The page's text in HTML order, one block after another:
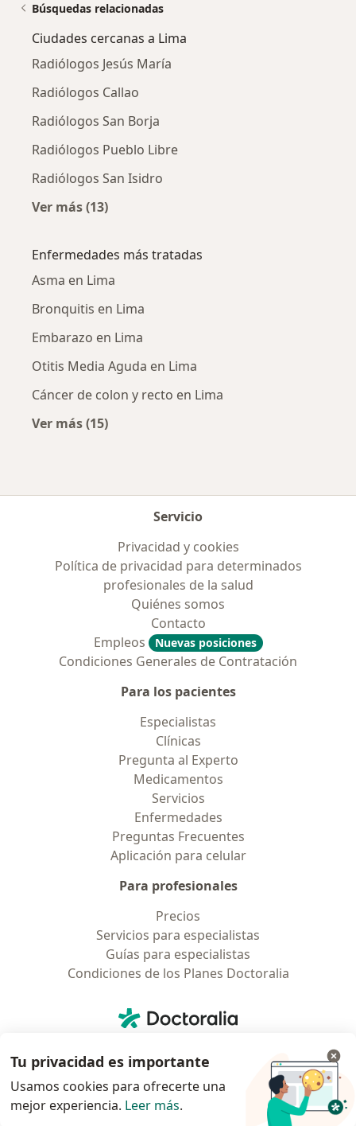
Búsquedas relacionadas
Ciudades cercanas a Lima
Radiólogos Jesús María
Radiólogos Callao
Radiólogos San Borja
Radiólogos Pueblo Libre
Radiólogos San Isidro
Ver más (13)
Enfermedades más tratadas
Asma en Lima
Bronquitis en Lima
Embarazo en Lima
Otitis Media Aguda en Lima
Cáncer de colon y recto en Lima
Ver más (15)
Servicio
Privacidad y cookies
Política de privacidad para determinados
profesionales de la salud
Quiénes somos
Contacto
Empleos
Nuevas posiciones
Condiciones Generales de Contratación
Para los pacientes
Especialistas
Clínicas
Pregunta al Experto
Medicamentos
Servicios
Enfermedades
Preguntas Frecuentes
Aplicación para celular
Para profesionales
Precios
Servicios para especialistas
Guías para especialistas
Condiciones de los Planes Doctoralia
Doctoralia - Página de inicio
C/ Josep Pla 2 - Building B2, floor 13
08019 Barcelona, Spain
Tu privacidad es importante
Usamos cookies para ofrecerte una
mejor experiencia. Leer más.